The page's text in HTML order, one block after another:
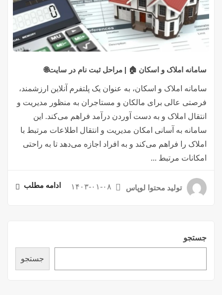
جستجو
جستجو
سامانه املاک و اسکان 🏠 | مراحل ثبت نام در سایت🌐
سامانه املاک و اسکان، به عنوان یک پلتفرم آنلاین ارزشمند،
فرصتی عالی برای مالکان و مستاجران به منظور مدیریت و
انتقال املاک و به دست آوردن درآمد فراهم می‌کند. این
سامانه به آسانی امکان مدیریت و انتقال اطلاعات مرتبط با
املاک را فراهم می‌کند و به افراد اجازه می‌دهد تا به راحتی
امکانات مرتبط ...
تولید محتوا لوپاس ۱۴۰۳-۰۱-۰۸ ادامه مطلب